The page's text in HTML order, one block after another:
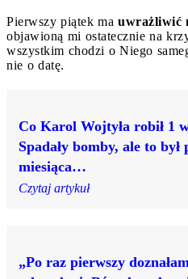
Pierwszy piątek ma uwrażliwić
objawioną mi ostatecznie na
wszystkim chodzi o Niego
nie o datę.
Co Karol Wojtyła robił 1
Spadały bomby, ale to
miesiąca…
Czytaj artykuł
„Po raz pierwszy